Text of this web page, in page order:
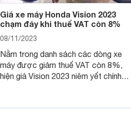
Giá xe máy Honda Vision 2023
chạm đáy khi thuế VAT còn 8%
08/11/2023
Nằm trong danh sách các dòng xe
máy được giảm thuế VAT còn 8%,
hiện giá Vision 2023 niêm yết chính